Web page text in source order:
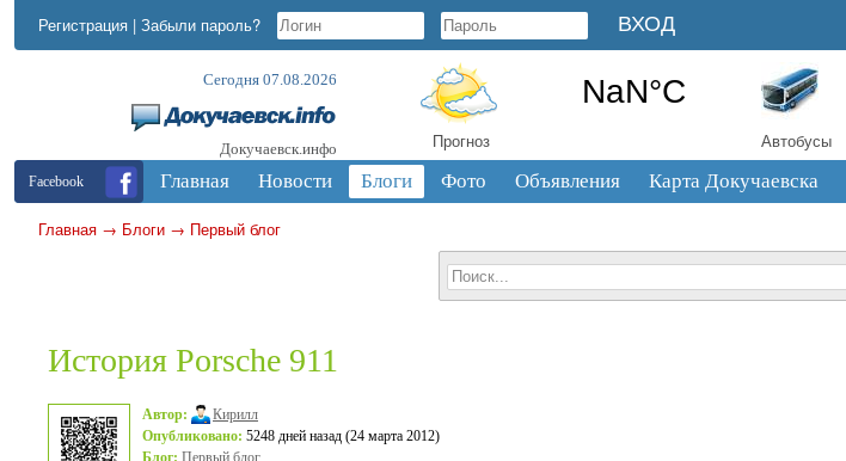
Регистрация | Забыли пароль?
Сегодня 07.08.2026
Докучаевск.инфо Прогноз Автобусы
Facebook Главная Новости Блоги Фото Объявления Карта Докучаевска
Главная → Блоги → Первый блог
История Porsche 911
Автор:
Кирилл
Опубликовано: 5248 дней назад (24 марта 2012)
Блог: Первый блог